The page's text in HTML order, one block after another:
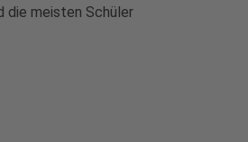
die meisten Schüler